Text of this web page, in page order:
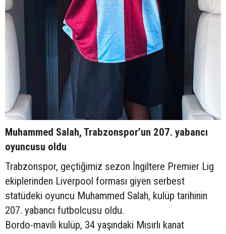
Muhammed Salah, Trabzonspor’un 207. yabancı
oyuncusu oldu
Trabzonspor, geçtiğimiz sezon İngiltere Premier Lig
ekiplerinden Liverpool forması giyen serbest
statüdeki oyuncu Muhammed Salah, kulüp tarihinin
207. yabancı futbolcusu oldu.
Bordo-mavili kulüp, 34 yaşındaki Mısırlı kanat